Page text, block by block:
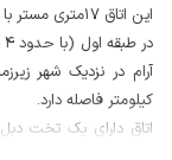
کیلومتر فاصله دارد.
اتاق دارای یک تخت